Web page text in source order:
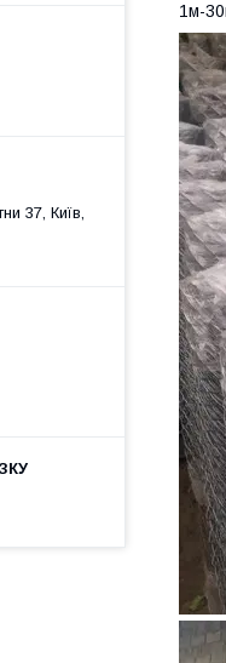
1м-
37, Київ,